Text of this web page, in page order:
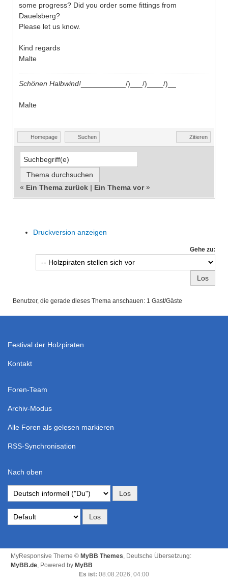
some progress? Did you order some fittings from
Dauelsberg?
Please let us know.
Kind regards
Malte
Schönen Halbwind! ___________/)___/)____/)__
Malte
Homepage Suchen Zitieren
« Ein Thema zurück | Ein Thema vor»
Druckversion anzeigen
Gehe zu:
Benutzer, die gerade dieses Thema anschauen: 1 Gast/Gäste
Festival der Holzpiraten
Kontakt
Foren-Team
Archiv-Modus
Alle Foren als gelesen markieren
RSS-Synchronisation
Nach oben
MyResponsive Theme © MyBB Themes, Deutsche Übersetzung:
MyBB.de, Powered by MyBB
Es ist: 08.08.2026, 04:00